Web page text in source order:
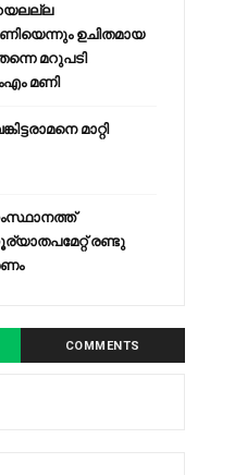
ഉചിതമായ
മറുപടി
മണി
മാറ്റി
രണ്ടു
COMMENTS